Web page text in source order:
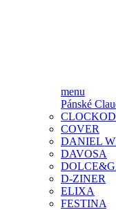
menu
Pánské
COVER
DANIEL
DAVOSA
D-ZINER
ELIXA
FESTINA